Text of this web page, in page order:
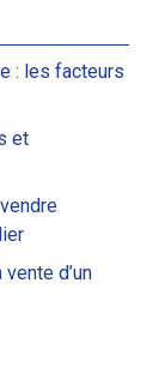
: les facteurs
et
d’un